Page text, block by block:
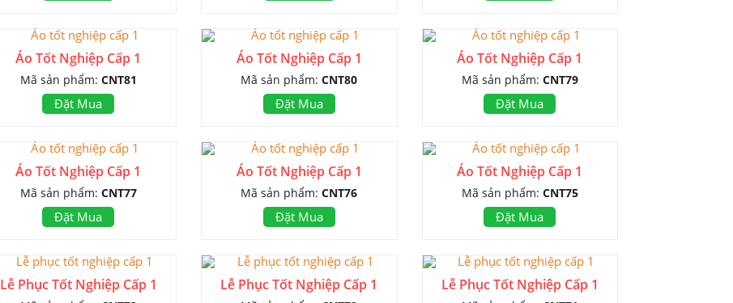
Áo Tốt Nghiệp Cấp 1
Mã sản phẩm: CNT81
Đặt Mua
Áo Tốt Nghiệp Cấp 1
Mã sản phẩm:CNT80
Đặt Mua
Áo Tốt Nghiệp Cấp 1
Mã sản phẩm: CNT79
Đặt Mua
Áo Tốt Nghiệp Cấp 1
Mã sản phẩm: CNT77
Đặt Mua
Áo Tốt Nghiệp Cấp 1
Mã sản phẩm:CNT76
Đặt Mua
Áo Tốt Nghiệp Cấp 1
Mã sản phẩm: CNT75
Đặt Mua
Lễ Phục Tốt Nghiệp Cấp 1 Lễ Phục Tốt Nghiệp Cấp 1 Lễ Phục Tốt Nghiệp Cấp 1